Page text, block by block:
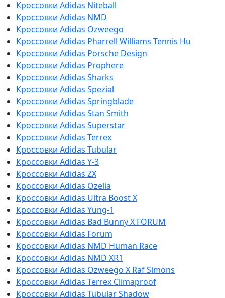
Кроссовки Adidas Niteball
Кроссовки Adidas NMD
Кроссовки Adidas Ozweego
Кроссовки Adidas Pharrell Williams Tennis Hu
Кроссовки Adidas Porsche Design
Кроссовки Adidas Prophere
Кроссовки Adidas Sharks
Кроссовки Adidas Spezial
Кроссовки Adidas Springblade
Кроссовки Adidas Stan Smith
Кроссовки Adidas Superstar
Кроссовки Adidas Terrex
Кроссовки Adidas Tubular
Кроссовки Adidas Y-3
Кроссовки Adidas ZX
Кроссовки Adidas Ozelia
Кроссовки Adidas Ultra Boost X
Кроссовки Adidas Yung-1
Кроссовки Adidas Bad Bunny X FORUM
Кроссовки Adidas Forum
Кроссовки Adidas NMD Human Race
Кроссовки Adidas NMD XR1
Кроссовки Adidas Ozweego Х Raf Simons
Кроссовки Adidas Terrex Climaproof
Кроссовки Adidas Tubular Shadow